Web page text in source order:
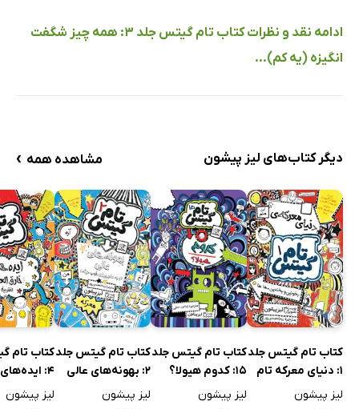
ادامه نقد و نظرات کتاب تام گیتس جلد 3: همه چیز شگفت
انگیزه (یه کم)...
دیگر کتاب‌های لیز پیشون مشاهده همه ›
کتاب تام گیتس جلد
1: دنیای معرکه تام
گیتس
لیز پیشون
کتاب تام گیتس جلد
15: کدوم هیولا؟
لیز پیشون
کتاب تام گیتس جلد
2: بهونه‌های عالی
(و یک عالم چیزای
لیز پیشون
کتاب تام
4:
العاده
لیز پیشون